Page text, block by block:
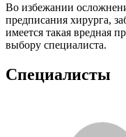
Во избежании
предписания хирурга,
имеется такая вредная
выбору специалиста.
Специалисты